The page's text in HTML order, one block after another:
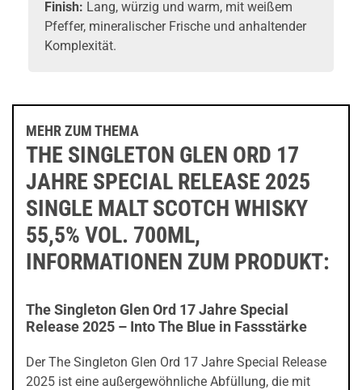
Finish: Lang, würzig und warm, mit weißem
Pfeffer, mineralischer Frische und anhaltender
Komplexität.
MEHR ZUM THEMA
THE SINGLETON GLEN ORD 17
JAHRE SPECIAL RELEASE 2025
SINGLE MALT SCOTCH WHISKY
55,5% VOL. 700ML,
INFORMATIONEN ZUM PRODUKT:
The Singleton Glen Ord 17 Jahre Special
Release 2025 – Into The Blue in Fassstärke
Der The Singleton Glen Ord 17 Jahre Special Release
2025 ist eine außergewöhnliche Abfüllung, die mit